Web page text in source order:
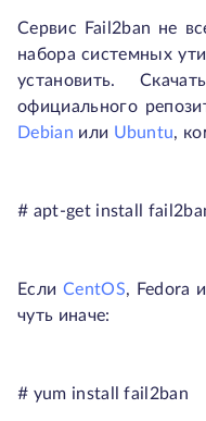
Сервис Fail2ban не
набора системных
установить.
официального
Debian или Ubuntu,
# apt-get install
Если CentOS, Fedora
чуть иначе:
# yum install fail2ban